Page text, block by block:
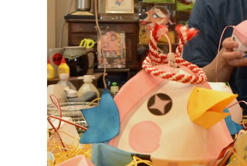
まつり・イベント
おみやげ・特産
アウトドア・レジャー
ご当地グルメ